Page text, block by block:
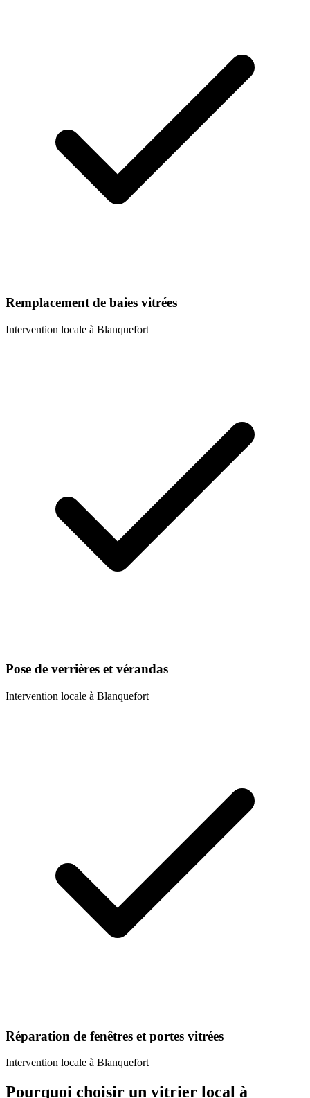
Remplacement de baies vitrées
Intervention locale à Blanquefort
Pose de verrières et vérandas
Intervention locale à Blanquefort
Réparation de fenêtres et portes vitrées
Intervention locale à Blanquefort
Pourquoi choisir un vitrier local à